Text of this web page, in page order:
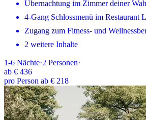
Übernachtung im Zimmer deiner
4-Gang Schlossmenü im Restaurant
Zugang zum Fitness- und
2 weitere Inhalte
1-6 Nächte·2 Personen·
ab € 436
pro Person ab € 218